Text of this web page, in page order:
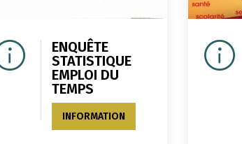
ENQUÊTE
STATISTIQUE
EMPLOI DU
TEMPS
INFORMATION